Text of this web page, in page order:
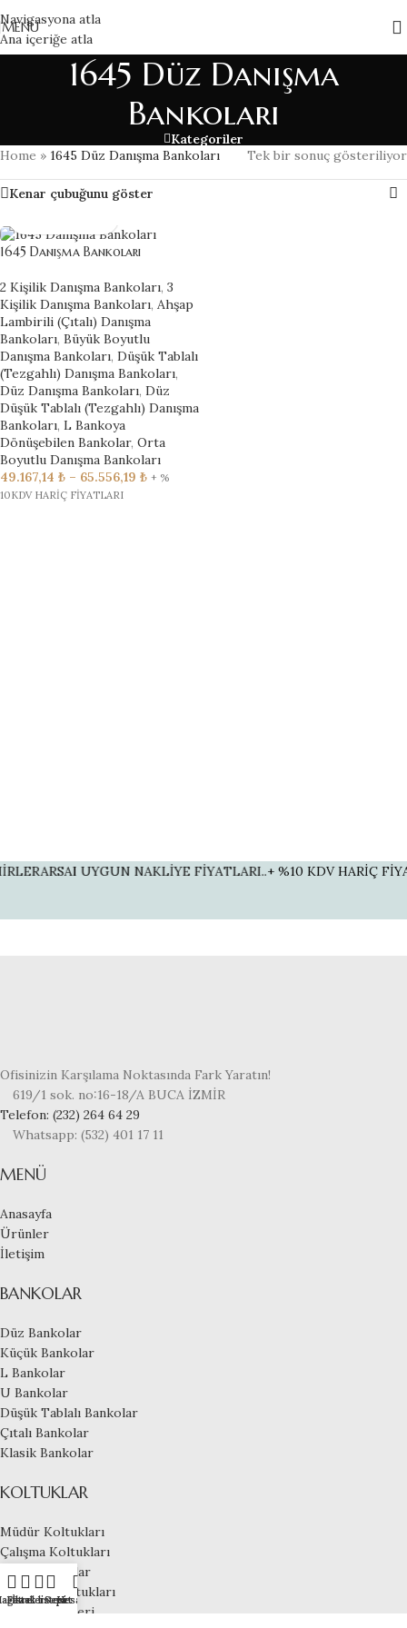
Navigasyona atla
Ana içeriğe atla
MENÜ
1645 Düz Danışma
Bankoları
Kategoriler
Home » 1645 Düz Danışma Bankoları Tek bir sonuç gösteriliyor
Kenar çubuğunu göster
1645 Danışma Bankoları
2 Kişilik Danışma Bankoları, 3
Kişilik Danışma Bankoları, Ahşap
Lambirili (Çıtalı) Danışma
Bankoları, Büyük Boyutlu
Danışma Bankoları, Düşük Tablalı
(Tezgahlı) Danışma Bankoları,
Düz Danışma Bankoları, Düz
Düşük Tablalı (Tezgahlı) Danışma
Bankoları, L Bankoya
Dönüşebilen Bankolar, Orta
Boyutlu Danışma Bankoları
49.167,14 ₺ – 65.556,19 ₺ + %
10KDV HARİÇ FİYATLARI
UYGUN NAKLİYE FİYATLARI..+ %10 KDV HARİÇ
Ofisinizin Karşılama Noktasında Fark Yaratın!
619/1 sok. no:16-18/A BUCA İZMİR
Telefon: (232) 264 64 29
Whatsapp: (532) 401 17 11
MENÜ
Anasayfa
Ürünler
İletişim
BANKOLAR
Düz Bankolar
Küçük Bankolar
L Bankolar
U Bankolar
Düşük Tablalı Bankolar
Çıtalı Bankolar
Klasik Bankolar
KOLTUKLAR
Müdür Koltukları
Çalışma Koltukları
Fileli Koltuklar
Toplantı Koltukları
Ofis Kanepeleri
Filtreler
İstek listesi
SepetHesabım